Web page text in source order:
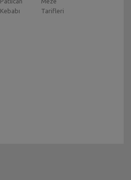
Kebabı
Tarifleri